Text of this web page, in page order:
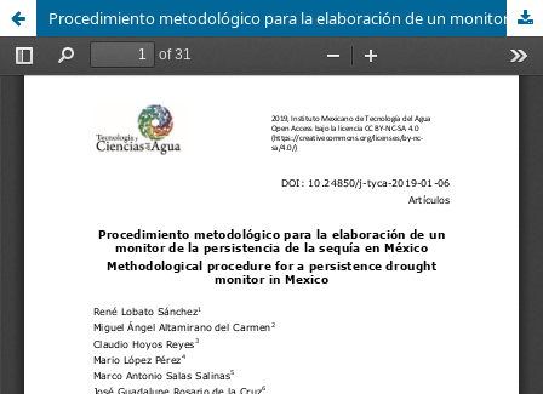
Procedimiento metodológico para la elaboración de un monitor de la persistencia de la sequía en México / Methodological procedure for a persistence drought monitor in Mexico